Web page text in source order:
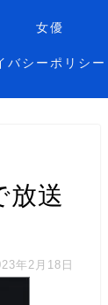
女優
バシーポリシー
放送
年2月18日